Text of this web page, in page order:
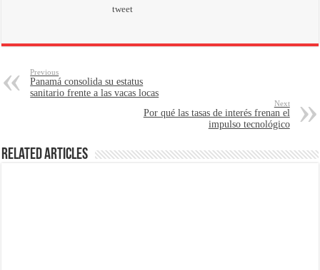
tweet
Previous
Panamá consolida su estatus
sanitario frente a las vacas locas
Next
Por qué las tasas de interés frenan el
impulso tecnológico
Related Articles